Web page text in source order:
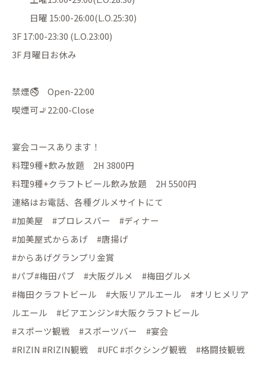
日曜 15:00-26:00(L.O.25:30)
3F 17:00-23:30 (L.O.23:00)
3F 月曜日お休み
禁煙🚭 Open-22:00
喫煙可🚬22:00-Close
宴会コースあります！
料理9種+飲み放題 2H 3800円
料理9種+クラフトビール飲み放題 2H 5500円
連絡はお電話、各種グルメサイトにて
#加美屋 #プロレスバー #ディナー
#加美屋式からあげ #唐揚げ
#からあげグランプリ金賞
#パブ#梅田パブ #大阪グルメ #梅田グルメ
#梅田クラフトビール #大阪リアルエール #オリヒメリア
ルエール #ビアエンジン#大阪クラフトビール
#スポーツ観戦 #スポーツバー #宴会
#RIZIN #RIZIN観戦 #UFC #ボクシング観戦 #格闘技観戦